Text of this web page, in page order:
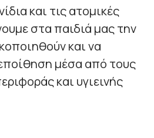
και τις ατομικές
στα παιδιά μας την
και να
μέσα από τους
και υγιεινής